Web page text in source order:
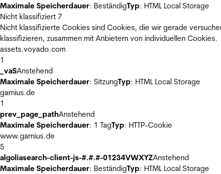
Maximale Speicherdauer: BeständigTyp: HTML Local Storage
Nicht klassifiziert 7
Nicht klassifizierte Cookies sind Cookies, die wir gerade
klassifizieren, zusammen mit Anbietern von individuellen Cookies.
assets.voyado.com
1
_vaSAnstehend
Maximale Speicherdauer: SitzungTyp: HTML Local Storage
garnius.de
1
prev_page_pathAnstehend
Maximale Speicherdauer: 1 TagTyp: HTTP-Cookie
www.garnius.de
5
algoliasearch-client-js-#.#.#-01234VWXYZAnstehend
Maximale Speicherdauer: BeständigTyp: HTML Local Storage